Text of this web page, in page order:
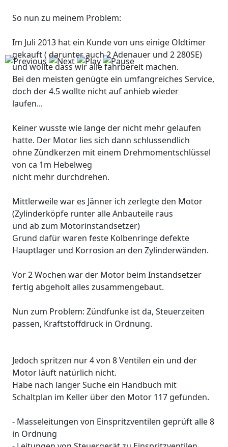
So nun zu meinem Problem:
Im Juli 2013 hat ein Kunde von uns einige Oldtimer
gekauft ( darunter auch 2 Adenauer und 2 280SE)
und wollte dass wir alle fahrbereit machen.
Bei den meisten genügte ein umfangreiches Service,
doch der 4.5 wollte nicht auf anhieb wieder
laufen...
Keiner wusste wie lange der nicht mehr gelaufen
hatte. Der Motor lies sich dann schlussendlich
ohne Zündkerzen mit einem Drehmomentschlüssel
von ca 1m Hebelweg
nicht mehr durchdrehen.
Mittlerweile war es Jänner ich zerlegte den Motor
(Zylinderköpfe runter alle Anbauteile raus
und ab zum Motorinstandsetzer)
Grund dafür waren feste Kolbenringe defekte
Hauptlager und Korrosion an den Zylinderwänden.
Vor 2 Wochen war der Motor beim Instandsetzer
fertig abgeholt alles zusammengebaut.
Nun zum Problem: Zündfunke ist da, Steuerzeiten
passen, Kraftstoffdruck in Ordnung.
Jedoch spritzen nur 4 von 8 Ventilen ein und der
Motor läuft natürlich nicht.
Habe nach langer Suche ein Handbuch mit
Schaltplan im Keller über den Motor 117 gefunden.
- Masseleitungen von Einspritzventilen geprüft alle 8
in Ordnung